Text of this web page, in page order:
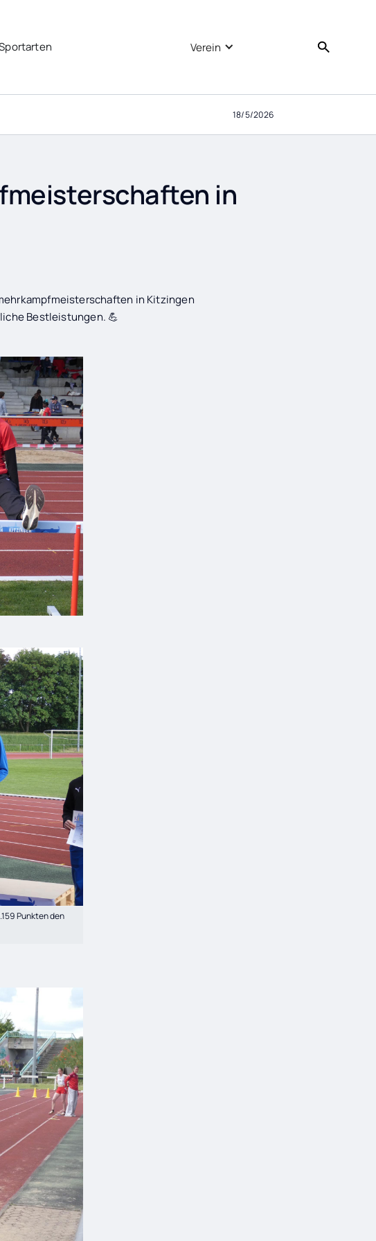
Verein
18/5/2026
in
in Kitzingen
Bestleistungen. 💪
Punkten den